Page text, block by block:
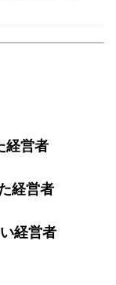
経営者
経営者
経営者